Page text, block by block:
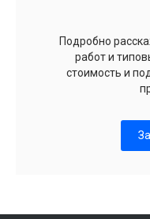
Подробно
работ и
стоимость и